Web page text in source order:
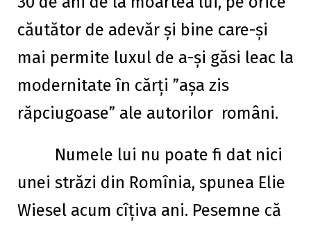
căutător de adevăr și bine care-și
mai permite luxul de a-și găsi leac la
modernitate în cărți ”așa zis
răpciugoase” ale autorilor români.
Numele lui nu poate fi dat nici
unei străzi din Romînia, spunea Elie
Wiesel acum cîțiva ani. Pesemne că